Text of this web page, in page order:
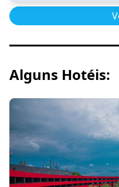
Ver horários 0.039
Ceilândia – Tempo
Alguns Hotéis: